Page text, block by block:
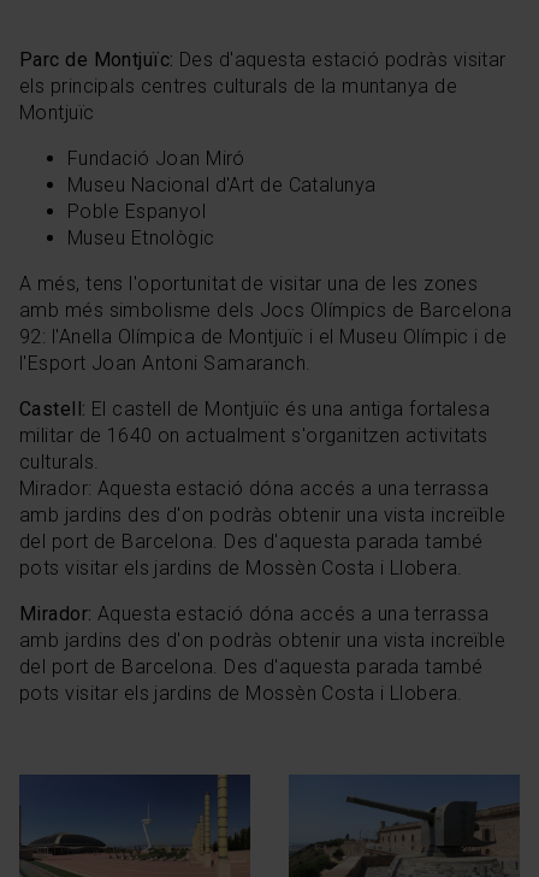
Parc de Montjuïc: Des d'aquesta estació podràs visitar
els principals centres culturals de la muntanya de
Montjuïc
Fundació Joan Miró
Museu Nacional d'Art de Catalunya
Poble Espanyol
Museu Etnològic
A més, tens l'oportunitat de visitar una de les zones
amb més simbolisme dels Jocs Olímpics de Barcelona
92: l'Anella Olímpica de Montjuïc i el Museu Olímpic i de
l'Esport Joan Antoni Samaranch.
Castell: El castell de Montjuïc és una antiga fortalesa
militar de 1640 on actualment s'organitzen activitats
culturals.
Mirador: Aquesta estació dóna accés a una terrassa
amb jardins des d'on podràs obtenir una vista increïble
del port de Barcelona. Des d'aquesta parada també
pots visitar els jardins de Mossèn Costa i Llobera.
Mirador: Aquesta estació dóna accés a una terrassa
amb jardins des d'on podràs obtenir una vista increïble
del port de Barcelona. Des d'aquesta parada també
pots visitar els jardins de Mossèn Costa i Llobera.